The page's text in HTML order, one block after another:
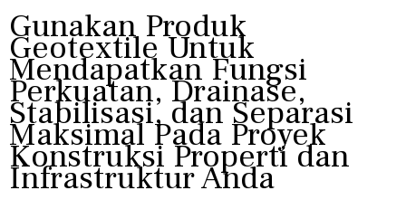
Gunakan Produk
Geotextile Untuk
Mendapatkan Fungsi
Perkuatan, Drainase,
Stabilisasi, dan Separasi
Maksimal Pada Proyek
Konstruksi Properti dan
Infrastruktur Anda